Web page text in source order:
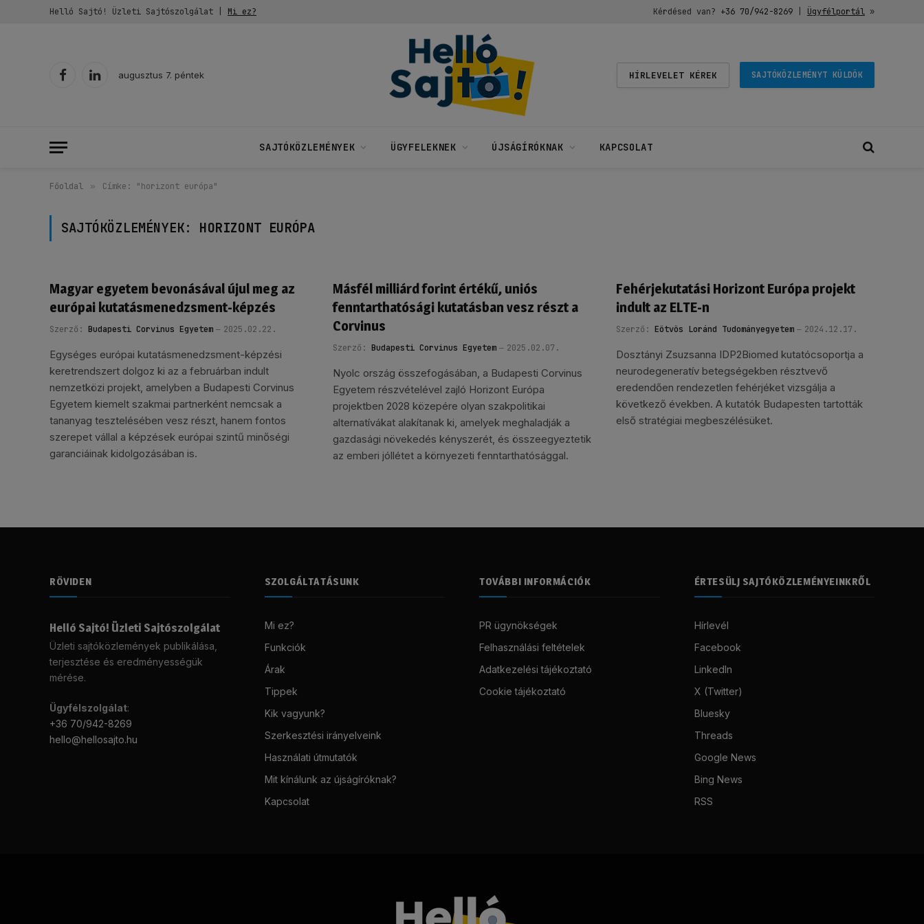
Helló Sajtó! Üzleti Sajtószolgálat | Mi ez? Kérdésed van? +36 70/942-8269| Ügyfélportál»
FacebookLinkedIn
augusztus 7. péntek HÍRLEVELET KÉREK SAJTÓKÖZLEMÉNYT KÜLDÖK
SAJTÓKÖZLEMÉNYEK ÜGYFELEKNEK ÚJSÁGÍRÓKNAK KAPCSOLAT
Főoldal » Címke: "horizont európa"
SAJTÓKÖZLEMÉNYEK: HORIZONT EURÓPA
Magyar egyetem bevonásával újul meg az
európai kutatásmenedzsment-képzés
Szerző: Budapesti Corvinus Egyetem 2025.02.22.
Egységes európai kutatásmenedzsment-képzési
keretrendszert dolgoz ki az a februárban indult
nemzetközi projekt, amelyben a Budapesti Corvinus
Egyetem kiemelt szakmai partnerként nemcsak a
tananyag tesztelésében vesz részt, hanem fontos
szerepet vállal a képzések európai szintű minőségi
garanciáinak kidolgozásában is.
Másfél milliárd forint értékű, uniós
fenntarthatósági kutatásban vesz részt a
Corvinus
Szerző: Budapesti Corvinus Egyetem 2025.02.07.
Nyolc ország összefogásában, a Budapesti Corvinus
Egyetem részvételével zajló Horizont Európa
projektben 2028 közepére olyan szakpolitikai
alternatívákat alakítanak ki, amelyek meghaladják a
gazdasági növekedés kényszerét, és összeegyeztetik
az emberi jóllétet a környezeti fenntarthatósággal.
Fehérjekutatási Horizont Európa projekt
indult az ELTE-n
Szerző: Eötvös Loránd Tudományegyetem 2024.12.17.
Dosztányi Zsuzsanna IDP2Biomed kutatócsoportja a
neurodegeneratív betegségekben résztvevő
eredendően rendezetlen fehérjéket vizsgálja a
következő években. A kutatók Budapesten tartották
első stratégiai megbeszélésüket.
RÖVIDEN
Helló Sajtó! Üzleti Sajtószolgálat
Üzleti sajtóközlemények publikálása,
terjesztése és eredményességük
mérése.
Ügyfélszolgálat:
+36 70/942-8269
hello@hellosajto.hu
SZOLGÁLTATÁSUNK
Mi ez?
Funkciók
Árak
Tippek
Kik vagyunk?
Szerkesztési irányelveink
Használati útmutatók
Mit kínálunk az újságíróknak?
Kapcsolat
TOVÁBBI INFORMÁCIÓK
PR ügynökségek
Felhasználási feltételek
Adatkezelési tájékoztató
Cookie tájékoztató
ÉRTESÜLJ SAJTÓKÖZLEMÉNYEINKRŐL
Hírlevél
Facebook
LinkedIn
X (Twitter)
Bluesky
Threads
Google News
Bing News
RSS